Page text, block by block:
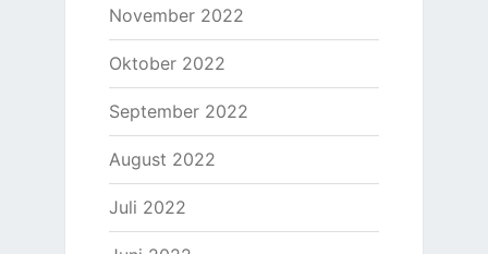
November 2022
Oktober 2022
September 2022
August 2022
Juli 2022